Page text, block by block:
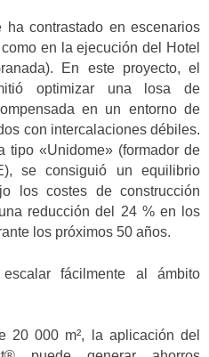
contrastado en escenarios
en la ejecución del Hotel
En este proyecto, el
optimizar una losa de
en un entorno de
con intercalaciones débiles.
tipo «Unidome» (formador de
se consiguió un equilibrio
los costes de construcción
reducción del 24 % en los
los próximos 50 años.
fácilmente al ámbito
20 000 m², la aplicación del